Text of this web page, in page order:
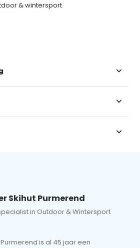
& wintersport
Skihut Purmerend
in Outdoor & Wintersport
is al 45 jaar een